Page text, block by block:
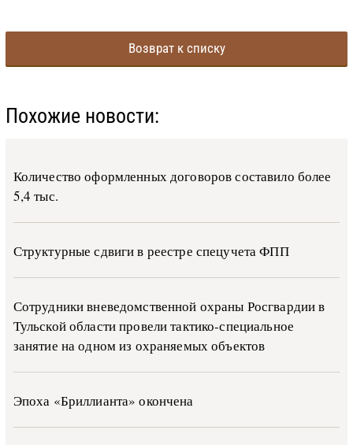
Возврат к списку
Похожие новости:
Количество оформленных договоров составило более
5,4 тыс.
Структурные сдвиги в реестре спецучета ФПП
Сотрудники вневедомственной охраны Росгвардии в
Тульской области провели тактико-специальное
занятие на одном из охраняемых объектов
Эпоха «Бриллианта» окончена